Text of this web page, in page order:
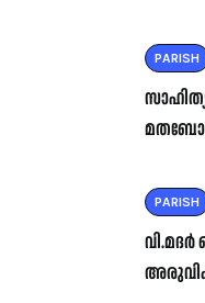
PARISH
PARISH